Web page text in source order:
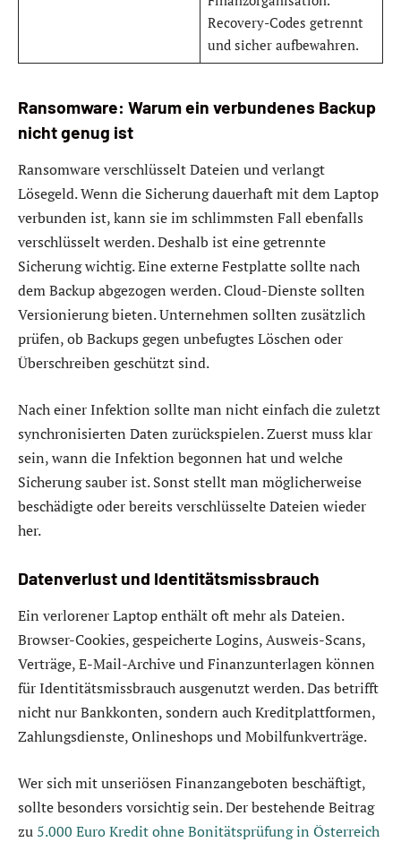
Recovery-Codes getrennt
und sicher aufbewahren.
Ransomware: Warum ein verbundenes Backup
nicht genug ist
Ransomware verschlüsselt Dateien und verlangt
Lösegeld. Wenn die Sicherung dauerhaft mit dem Laptop
verbunden ist, kann sie im schlimmsten Fall ebenfalls
verschlüsselt werden. Deshalb ist eine getrennte
Sicherung wichtig. Eine externe Festplatte sollte nach
dem Backup abgezogen werden. Cloud-Dienste sollten
Versionierung bieten. Unternehmen sollten zusätzlich
prüfen, ob Backups gegen unbefugtes Löschen oder
Überschreiben geschützt sind.
Nach einer Infektion sollte man nicht einfach die zuletzt
synchronisierten Daten zurückspielen. Zuerst muss klar
sein, wann die Infektion begonnen hat und welche
Sicherung sauber ist. Sonst stellt man möglicherweise
beschädigte oder bereits verschlüsselte Dateien wieder
her.
Datenverlust und Identitätsmissbrauch
Ein verlorener Laptop enthält oft mehr als Dateien.
Browser-Cookies, gespeicherte Logins, Ausweis-Scans,
Verträge, E-Mail-Archive und Finanzunterlagen können
für Identitätsmissbrauch ausgenutzt werden. Das betrifft
nicht nur Bankkonten, sondern auch Kreditplattformen,
Zahlungsdienste, Onlineshops und Mobilfunkverträge.
Wer sich mit unseriösen Finanzangeboten beschäftigt,
sollte besonders vorsichtig sein. Der bestehende Beitrag
zu 5.000 Euro Kredit ohne Bonitätsprüfung in Österreich